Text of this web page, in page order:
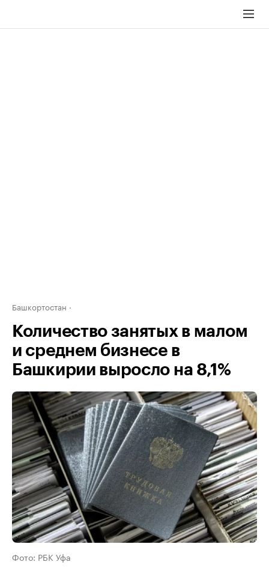
Башкортостан
Количество занятых в малом
и среднем бизнесе в
Башкирии выросло на 8,1%
Фото: РБК Уфа